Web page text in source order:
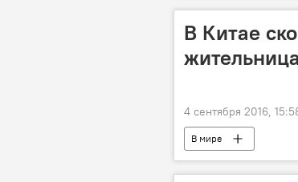
В Китае
4 сентября 2016,
В мире